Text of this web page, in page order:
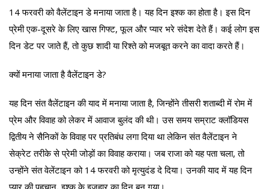
14 फरवरी को वैलेंटाइन डे मनाया जाता है। यह दिन इश्क का होता है। इस दिन
प्रेमी एक-दूसरे के लिए खास गिफ्ट, फूल और प्यार भरे संदेश देते हैं। कई लोग इस
दिन डेट पर जाते हैं, तो कुछ शादी या रिश्ते को मजबूत करने का वादा करते हैं।
क्यों मनाया जाता है वैलेंटाइन डे?
यह दिन संत वैलेंटाइन की याद में मनाया जाता है, जिन्होंने तीसरी शताब्दी में रोम में
प्रेम और विवाह को लेकर में आवाज बुलंद की थी। उस समय सम्राट क्लॉडियस
द्वितीय ने सैनिकों के विवाह पर प्रतिबंध लगा दिया था लेकिन संत वैलेंटाइन ने
सेक्रेट तरीके से प्रेमी जोड़ों का विवाह कराया। जब राजा को यह पता चला, तो
उन्होंने संत वेलेंटाइन को 14 फरवरी को मृत्युदंड दे दिया। उनकी याद में यह दिन
प्यार की पहचान, इश्क के इजहार का दिन बन गया।